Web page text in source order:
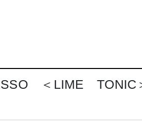
＜LIME TONIC